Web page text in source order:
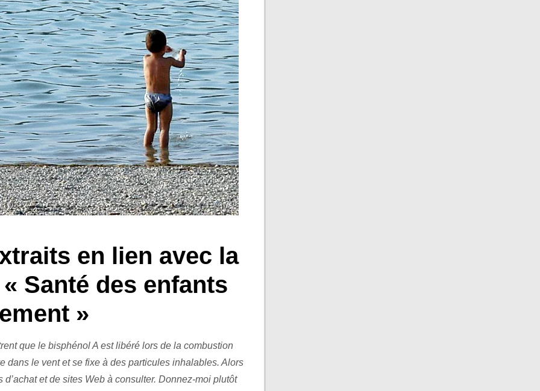
en lien avec la
Santé des enfants
»
que le bisphénol A est libéré lors de la combustion
dans le vent et se fixe à des particules inhalables. Alors
et de sites Web à consulter. Donnez-moi plutôt